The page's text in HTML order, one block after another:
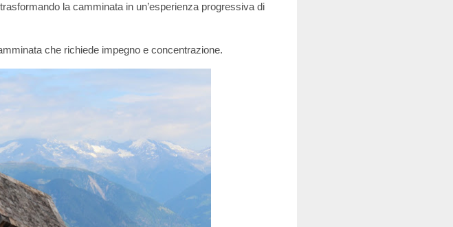
la camminata in un’esperienza progressiva di
che richiede impegno e concentrazione.